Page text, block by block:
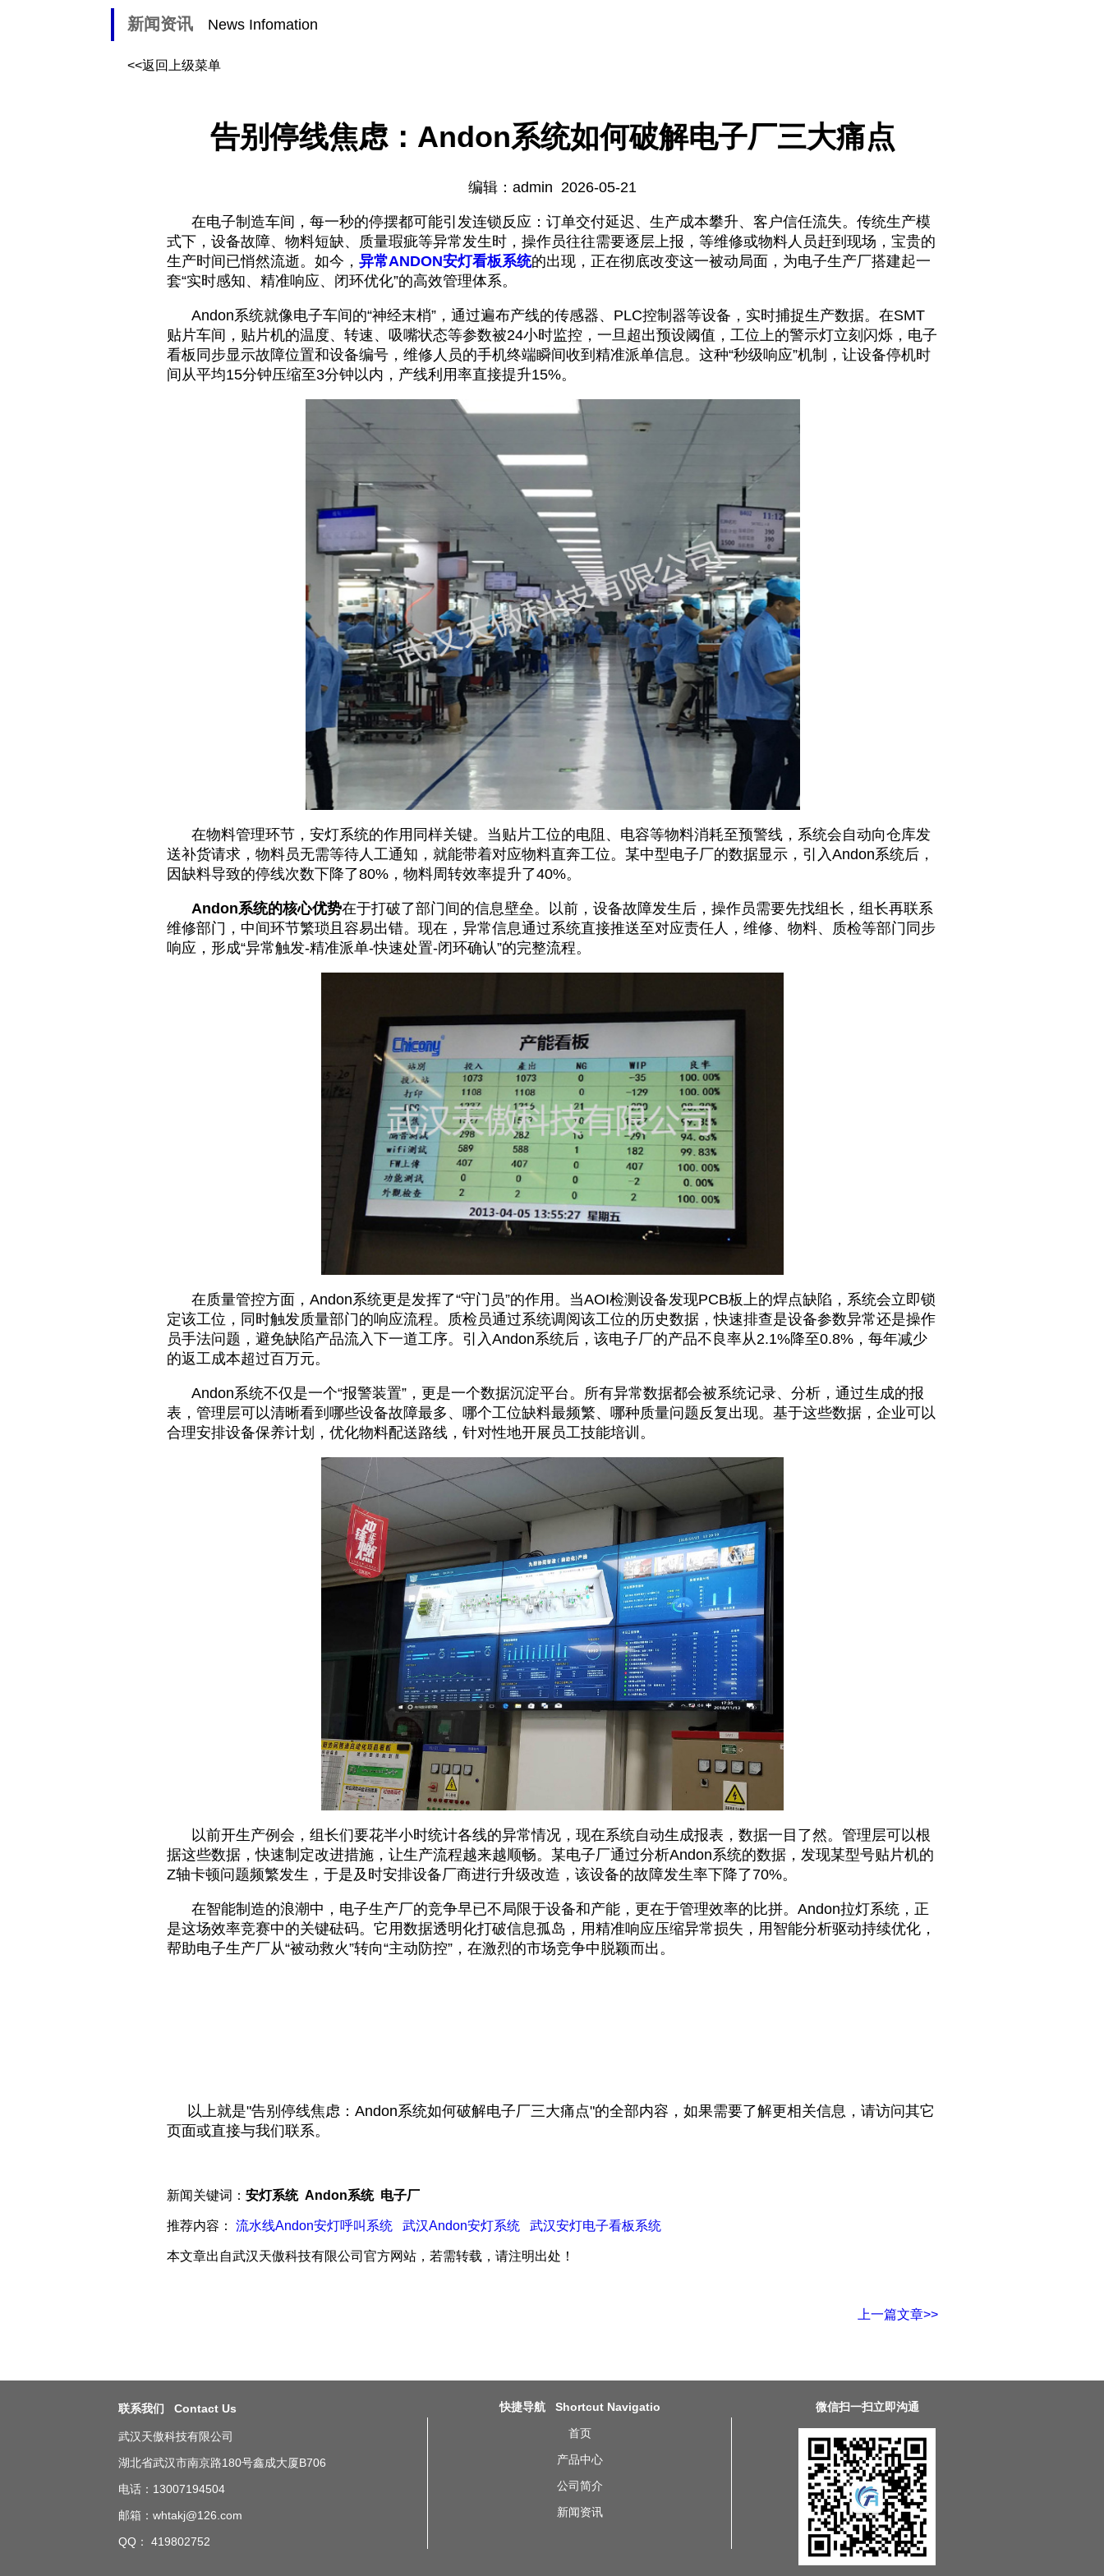
新闻资讯 News Infomation
<<返回上级菜单
告别停线焦虑：Andon系统如何破解电子厂三大痛点
编辑：admin 2026-05-21
在电子制造车间，每一秒的停摆都可能引发连锁反应：订单交付延迟、生产成本攀升、客户信任流失。传统生产模
式下，设备故障、物料短缺、质量瑕疵等异常发生时，操作员往往需要逐层上报，等维修或物料人员赶到现场，宝贵的
生产时间已悄然流逝。如今， 异常ANDON安灯看板系统的出现，正在彻底改变这一被动局面，为电子生产厂搭建起一
套“实时感知、精准响应、闭环优化”的高效管理体系。
Andon系统就像电子车间的“神经末梢”，通过遍布产线的传感器、PLC控制器等设备，实时捕捉生产数据。在SMT
贴片车间，贴片机的温度、转速、吸嘴状态等参数被24小时监控，一旦超出预设阈值，工位上的警示灯立刻闪烁，电子
看板同步显示故障位置和设备编号，维修人员的手机终端瞬间收到精准派单信息。这种“秒级响应”机制，让设备停机时
间从平均15分钟压缩至3分钟以内，产线利用率直接提升15%。
在物料管理环节，安灯系统的作用同样关键。当贴片工位的电阻、电容等物料消耗至预警线，系统会自动向仓库发
送补货请求，物料员无需等待人工通知，就能带着对应物料直奔工位。某中型电子厂的数据显示，引入Andon系统后，
因缺料导致的停线次数下降了80%，物料周转效率提升了40%。
Andon系统的核心优势在于打破了部门间的信息壁垒。以前，设备故障发生后，操作员需要先找组长，组长再联系
维修部门，中间环节繁琐且容易出错。现在，异常信息通过系统直接推送至对应责任人，维修、物料、质检等部门同步
响应，形成“异常触发-精准派单-快速处置-闭环确认”的完整流程。
在质量管控方面，Andon系统更是发挥了“守门员”的作用。当AOI检测设备发现PCB板上的焊点缺陷，系统会立即锁
定该工位，同时触发质量部门的响应流程。质检员通过系统调阅该工位的历史数据，快速排查是设备参数异常还是操作
员手法问题，避免缺陷产品流入下一道工序。引入Andon系统后，该电子厂的产品不良率从2.1%降至0.8%，每年减少
的返工成本超过百万元。
Andon系统不仅是一个“报警装置”，更是一个数据沉淀平台。所有异常数据都会被系统记录、分析，通过生成的报
表，管理层可以清晰看到哪些设备故障最多、哪个工位缺料最频繁、哪种质量问题反复出现。基于这些数据，企业可以
合理安排设备保养计划，优化物料配送路线，针对性地开展员工技能培训。
以前开生产例会，组长们要花半小时统计各线的异常情况，现在系统自动生成报表，数据一目了然。管理层可以根
据这些数据，快速制定改进措施，让生产流程越来越顺畅。某电子厂通过分析Andon系统的数据，发现某型号贴片机的
Z轴卡顿问题频繁发生，于是及时安排设备厂商进行升级改造，该设备的故障发生率下降了70%。
在智能制造的浪潮中，电子生产厂的竞争早已不局限于设备和产能，更在于管理效率的比拼。Andon拉灯系统，正
是这场效率竞赛中的关键砝码。它用数据透明化打破信息孤岛，用精准响应压缩异常损失，用智能分析驱动持续优化，
帮助电子生产厂从“被动救火”转向“主动防控”，在激烈的市场竞争中脱颖而出。
以上就是"告别停线焦虑：Andon系统如何破解电子厂三大痛点"的全部内容，如果需要了解更相关信息，请访问其它
页面或直接与我们联系。
新闻关键词： 安灯系统 Andon系统 电子厂
推荐内容： 流水线Andon安灯呼叫系统 武汉Andon安灯系统 武汉安灯电子看板系统
本文章出自武汉天傲科技有限公司官方网站，若需转载，请注明出处！
上一篇文章>>
联系我们 Contact Us
武汉天傲科技有限公司
湖北省武汉市南京路180号鑫成大厦B706
电话：13007194504
邮箱：whtakj@126.com
QQ： 419802752
快捷导航 Shortcut Navigatio
首页
产品中心
公司简介
新闻资讯
微信扫一扫立即沟通